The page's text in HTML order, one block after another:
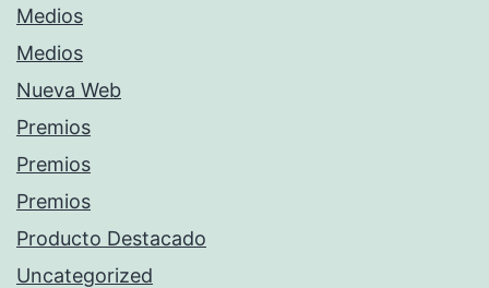
Medios
Medios
Nueva Web
Premios
Premios
Premios
Producto Destacado
Uncategorized